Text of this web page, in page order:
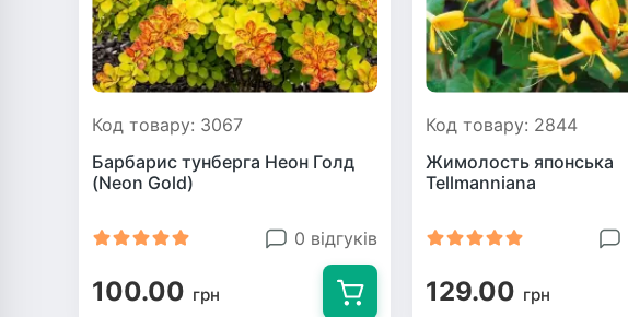
Код товару: 3067
Барбарис тунберга Неон Голд
(Neon Gold)
0 відгуків
100.00 грн
Код товару: 2844
Жимолость японська
Tellmanniana
129.00 грн